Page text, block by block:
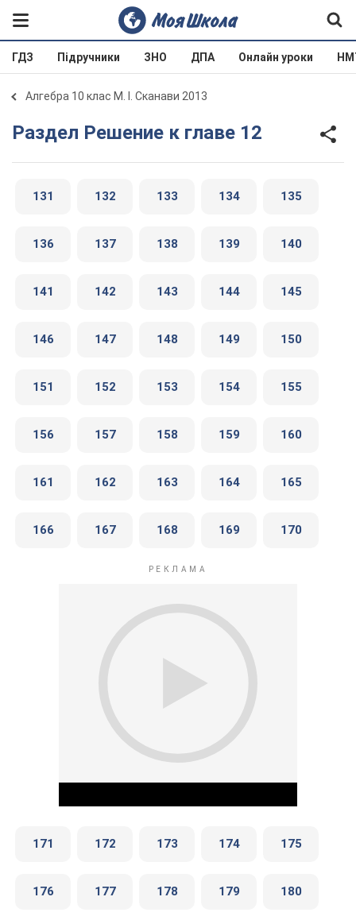
ГДЗ Підручники ЗНО ДПА Онлайн уроки
Алгебра 10 клас М. І. Сканави 2013
Раздел Решение к главе 12
131 132 133 134 135
136 137 138 139 140
141 142 143 144 145
146 147 148 149 150
151 152 153 154 155
156 157 158 159 160
161 162 163 164 165
166 167 168 169 170
Play Video
171 172 173 174 175
176 177 178 179 180